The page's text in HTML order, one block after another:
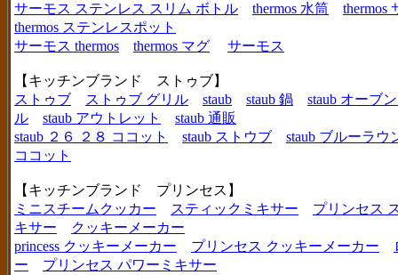
サーモス ステンレス スリム ボトル
thermos 水筒
thermos
thermos ステンレスポット
サーモス thermos
thermos マグ サーモス
【キッチンブランド ストゥブ】
ストゥブ
ストゥブ グリル staub staub 鍋
staub オーブ
ル
staub アウトレット
staub 通販
staub ２６ ２８ ココット
staub ストウブ
staub ブルーラウ
ココット
【キッチンブランド プリンセス】
ミニスチームクッカー
スティックミキサー
プリンセス
キサー
クッキーメーカー
princess クッキーメーカー
プリンセス クッキーメーカー
ー
プリンセス パワーミキサー